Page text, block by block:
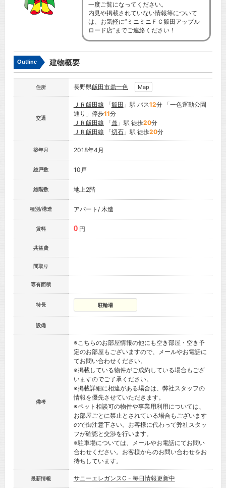
一度ご覧になってください。
内見や掲載されていない情報等について
は、お気軽に”ミニミニＦＣ飯田アップル
ロード店”までご連絡ください！
Outline 建物概要
住所 長野県飯田市鼎一色 Map
交通
ＪＲ飯田線 「飯田 」駅 バス12分 「一色運動公園
通り」停歩11分
ＪＲ飯田線 「鼎 」駅 徒歩20分
ＪＲ飯田線 「切石」駅 徒歩20分
築年月 2018年4月
総戸数 10戸
総階数 地上2階
種別/構造 アパート/ 木造
賃料 0 円
共益費
間取り
専有面積
特長 駐輪場
設備
備考
※こちらのお部屋情報の他にも空き部屋・空き予
定のお部屋もございますので、メールやお電話に
てお問い合わせください。
※掲載している物件がご成約している場合もござ
いますのでご了承ください。
※掲載詳細に相違がある場合は、弊社スタッフの
情報を優先させていただきます。
※ペット相談可の物件や事業用利用については、
お部屋ごとに禁止とされている場合もございます
ので御注意下さい。お客様に代わって弊社スタッ
フが確認と交渉を行います。
※駐車場については、メールやお電話にてお問い
合わせください。お客様からのお問い合わせをお
待ちしています。
最新情報 サニーエレガンスC - 毎日情報更新中